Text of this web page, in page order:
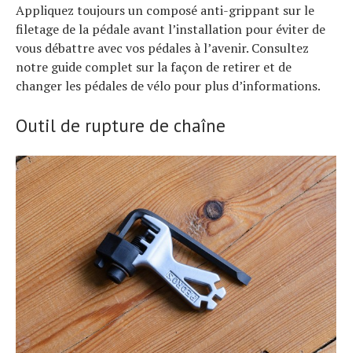
Appliquez toujours un composé anti-grippant sur le
filetage de la pédale avant l’installation pour éviter de
vous débattre avec vos pédales à l’avenir. Consultez
notre guide complet sur la façon de retirer et de
changer les pédales de vélo pour plus d’informations.
Outil de rupture de chaîne